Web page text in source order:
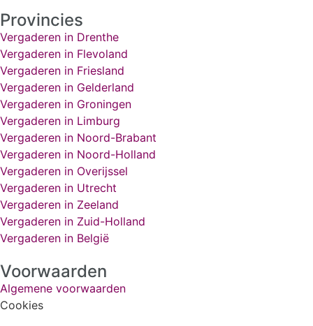
Provincies
Vergaderen in Drenthe
Vergaderen in Flevoland
Vergaderen in Friesland
Vergaderen in Gelderland
Vergaderen in Groningen
Vergaderen in Limburg
Vergaderen in Noord-Brabant
Vergaderen in Noord-Holland
Vergaderen in Overijssel
Vergaderen in Utrecht
Vergaderen in Zeeland
Vergaderen in Zuid-Holland
Vergaderen in België
Voorwaarden
Algemene voorwaarden
Cookies